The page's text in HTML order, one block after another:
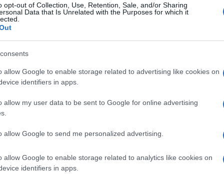
opt-out of Collection, Use, Retention, Sale, and/or Sharing
Data that Is Unrelated with the Purposes for which it
allow Google to enable storage related to advertising like cookies on
identifiers in apps.
allow my user data to be sent to Google for online advertising
allow Google to send me personalized advertising.
allow Google to enable storage related to analytics like cookies on
identifiers in apps.
τηλεφωνική γραμμή…
στην Καλλιθέα – Θωρακίζεται η
(βίντεο)
αεροναυτιλίας στο νέο Διεθνές
να τεθεί σε λειτουργία τον Νοέμβριο
οι εγκύκλιοι που δεν αναρτώνται
ιστοσελίδες των φορέων που τις